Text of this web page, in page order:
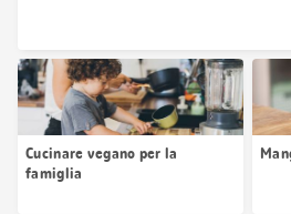
Cucinare vegano per la
famiglia